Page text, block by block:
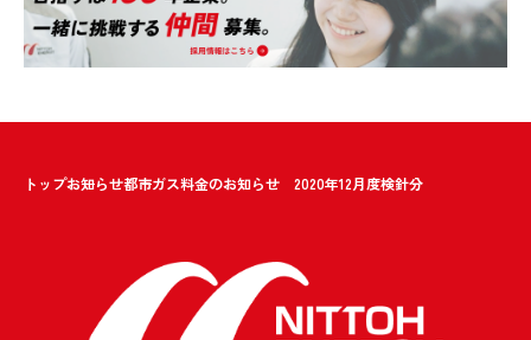
トップお知らせ都市ガス料金のお知らせ 2020年12月度検針分